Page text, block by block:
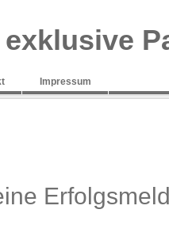
exklusive
Impressum